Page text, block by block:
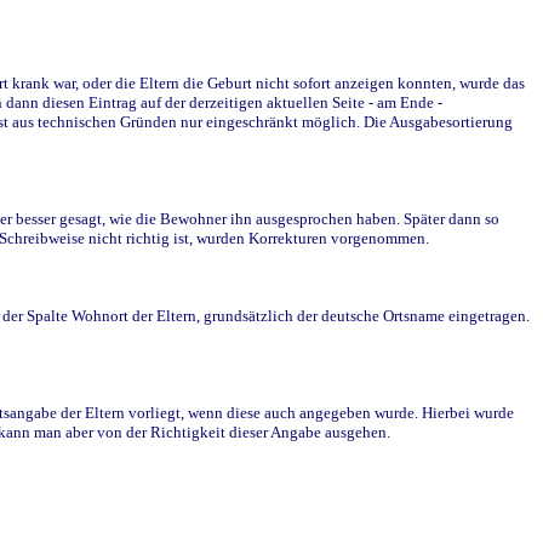
war, oder die Eltern die Geburt nicht sofort anzeigen konnten, wurde das
diesen Eintrag auf der derzeitigen aktuellen Seite - am Ende -
technischen Gründen nur eingeschränkt möglich. Die Ausgabesortierung
gesagt, wie die Bewohner ihn ausgesprochen haben. Später dann so
nicht richtig ist, wurden Korrekturen vorgenommen.
Spalte Wohnort der Eltern, grundsätzlich der deutsche Ortsname eingetragen.
der Eltern vorliegt, wenn diese auch angegeben wurde. Hierbei wurde
man aber von der Richtigkeit dieser Angabe ausgehen.